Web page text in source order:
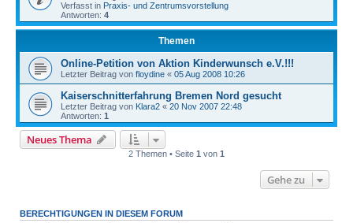
Verfasst in Praxis- und Zentrumsvorstellung
Antworten: 4
Themen
Online-Petition von Aktion Kinderwunsch e.V.!!!
Letzter Beitrag von floydine « 05 Aug 2008 10:26
Kaiserschnitterfahrung Bremen Nord gesucht
Letzter Beitrag von Klara2 « 20 Nov 2007 22:48
Antworten: 1
Neues Thema
2 Themen • Seite 1 von 1
Gehe zu
BERECHTIGUNGEN IN DIESEM FORUM